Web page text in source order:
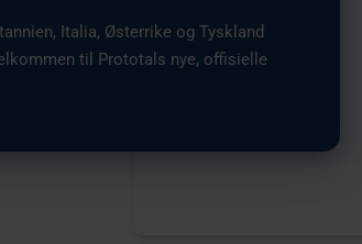
Italia, Østerrike og Tyskland
til Prototals nye, offisielle